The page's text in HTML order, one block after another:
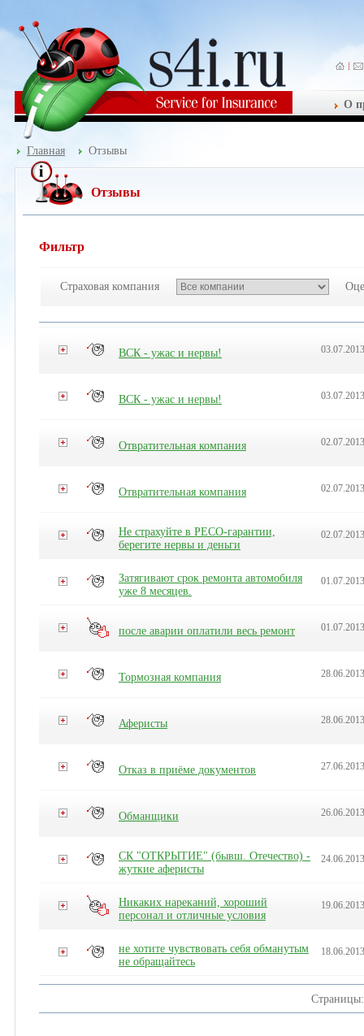
О
Главная Отзывы
Отзывы
Фильтр
Страховая компания
ВСК - ужас и нервы!
ВСК - ужас и нервы!
Отвратительная компания
Отвратительная компания
Не страхуйте в РЕСО-гарантии,
берегите нервы и деньги
Затягивают срок ремонта автомобиля
уже 8 месяцев.
после аварии оплатили весь ремонт
Тормозная компания
Аферисты
Отказ в приёме документов
Обманщики
СК "ОТКРЫТИЕ" (бывш. Отечество) -
жуткие аферисты
Никаких нареканий, хороший
персонал и отличные условия
не хотите чувствовать себя обманутым
не обращайтесь